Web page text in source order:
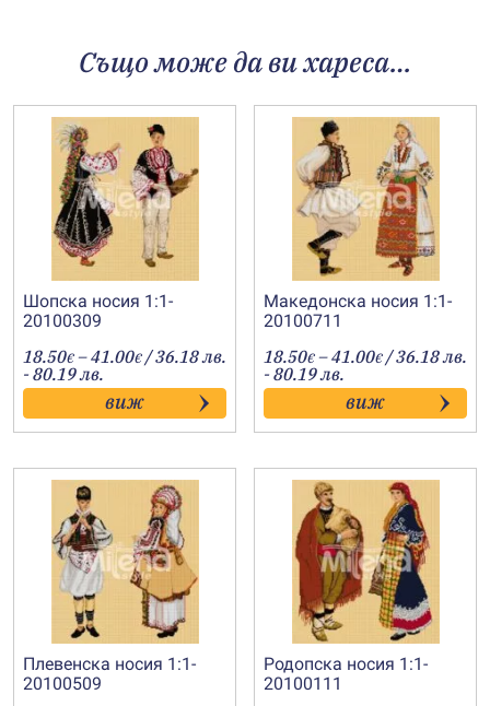
Също може да ви хареса…
Шопска носия 1:1-
20100309
18.50€ –41.00€Price
range:
18.50€
through
41.00€
/ 36.18 лв.
- 80.19 лв.
виж
Македонска носия 1:1-
20100711
18.50€ –41.00€Price
range:
18.50€
through
41.00€
/ 36.18 лв.
- 80.19 лв.
виж
Плевенска носия 1:1-
20100509
Родопска носия 1:1-
20100111